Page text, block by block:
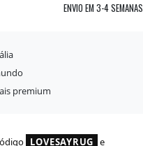
ENVIO EM 3-4 SEMANAS
premium
LOVESAYRUG e